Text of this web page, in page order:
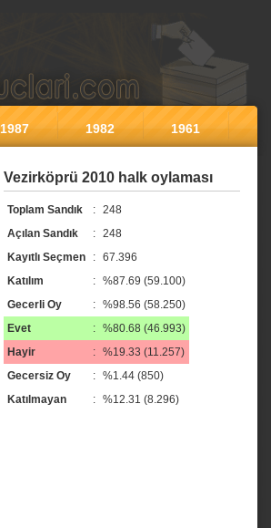
1987 1982 1961
Vezirköprü 2010 halk oylaması
Toplam Sandık : 248
Açılan Sandık
: 248
Kayıtlı Seçmen
: 67.396
Katılım
: %87.69 (59.100)
Gecerli Oy
: %98.56 (58.250)
Evet
: %80.68 (46.993)
Hayir
: %19.33 (11.257)
Gecersiz Oy
: %1.44 (850)
Katılmayan
: %12.31 (8.296)